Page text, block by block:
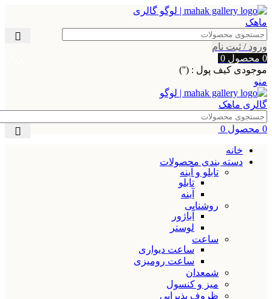
ورود / ثبت نام
0 محصول 0
موجودی کیف پول : ('')
منو
0 محصول 0 ریال
خانه
دسته بندی محصولات
تابلو و آینه
تابلو
آینه
روشنایی
آباژور
لوستر
ساعت
ساعت دیواری
ساعت رومیزی
شمعدان
میز و کنسول
ظروف پذیرایی